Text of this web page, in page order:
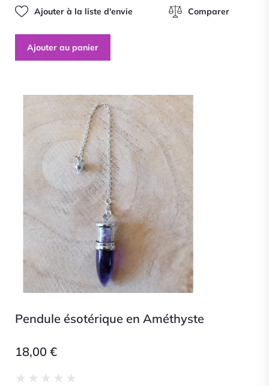
Ajouter à la liste d'envie Comparer
Ajouter au panier
Pendule ésotérique en Améthyste
18,00 €
★ ★ ★ ★ ★